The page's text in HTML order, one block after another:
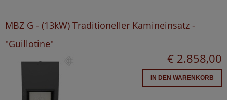
MBZ G - (13kW) Traditioneller Kamineinsatz -
"Guillotine"
€ 2.858,00
IN DEN WARENKORB